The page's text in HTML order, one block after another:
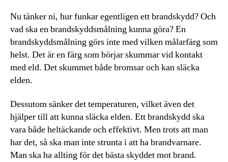
Nu tänker ni, hur funkar egentligen ett brandskydd? Och
vad ska en brandskyddsmålning kunna göra? En
brandskyddsmålning görs inte med vilken målarfärg som
helst. Det är en färg som börjar skummar vid kontakt
med eld. Det skummet både bromsar och kan släcka
elden.
Dessutom sänker det temperaturen, vilket även det
hjälper till att kunna släcka elden. Ett brandskydd ska
vara både heltäckande och effektivt. Men trots att man
har det, så ska man inte strunta i att ha brandvarnare.
Man ska ha allting för det bästa skyddet mot brand.